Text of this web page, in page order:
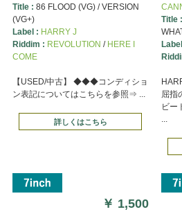
Title : 86 FLOOD (VG) / VERSION
(VG+)
Label : HARRY J
Riddim : REVOLUTION / HERE I
COME
【USED/中古】 ◆◆◆コンディショ
ン表記についてはこちらを参照⇒ ...
詳しくはこちら
￥ 1,500
Title :
屈指
ビー
...